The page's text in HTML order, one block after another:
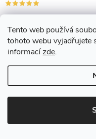
Tento web používá
tohoto webu vyjadřujete
informacízde.
Jaroslava Železná
6.8.2026
Výborný nákup a rychlé
Zdeňka Hrušková
3.8.2026